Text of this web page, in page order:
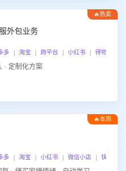
🔥热卖
外包业务
| 淘宝 | 跨平台 | 小红书 | 得物 | 企
· 定制化方案
🔥本周
| 淘宝 | 小红书 | 微信小店 | 快手 |